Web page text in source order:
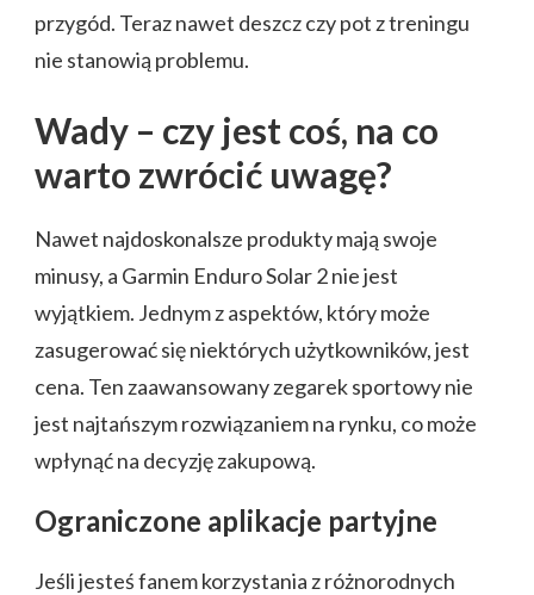
przygód. Teraz nawet deszcz czy pot z treningu
nie stanowią problemu.
Wady – czy jest coś, na co
warto zwrócić uwagę?
Nawet najdoskonalsze produkty mają swoje
minusy, a Garmin Enduro Solar 2 nie jest
wyjątkiem. Jednym z aspektów, który może
zasugerować się niektórych użytkowników, jest
cena. Ten zaawansowany zegarek sportowy nie
jest najtańszym rozwiązaniem na rynku, co może
wpłynąć na decyzję zakupową.
Ograniczone aplikacje partyjne
Jeśli jesteś fanem korzystania z różnorodnych